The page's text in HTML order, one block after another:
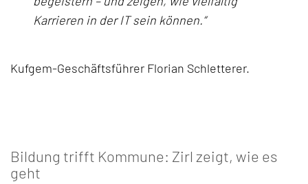
Karrieren in der IT sein können.“
Kufgem-Geschäftsführer Florian Schletterer.
Bildung trifft Kommune: Zirl zeigt, wie es
geht